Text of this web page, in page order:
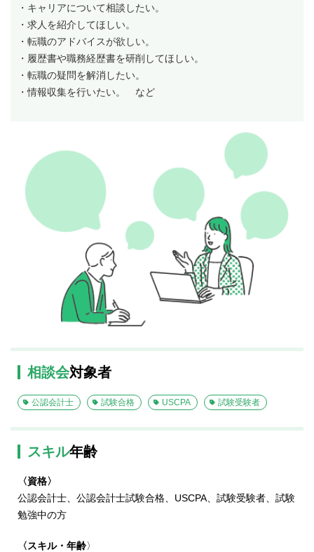
・キャリアについて相談したい。
・求人を紹介してほしい。
・転職のアドバイスが欲しい。
・履歴書や職務経歴書を研削してほしい。
・転職の疑問を解消したい。
・情報収集を行いたい。 など
相談会対象者
公認会計士 試験合格 USCPA 試験受験者
スキル年齢
〈資格〉
公認会計士、公認会計士試験合格、USCPA、試験受験者、試験
勉強中の方
〈スキル・年齢〉